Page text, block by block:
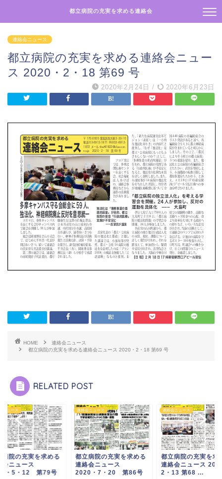
都立病院の充実を求める連絡会
連絡会ニュース
都立病院の充実を求める連絡会ニュー
ス 2020・2・18 第69 号
2020年2月24日 / 2020年6月23日
HOME
連絡会ニュース
都立病院の充実を求める連絡会ニュース 2020・2・18 第69 号
RELATED POST
ニュース
病院の充実を求める
会ニュース
・5・12 第79号
連絡会ニュース
都立病院の充実を求める
連絡会ニュース
2020・7・20 第86号
連絡会ニュース
都立病院の充実を求
連絡会ニュース
2・13 第68 ...